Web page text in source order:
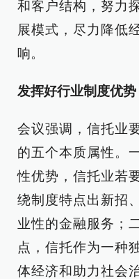
和客户结构，努力
展模式，尽力降低
响。
发挥好行业制度优势
会议强调，信托业
的五个本质属性。
性优势，信托业若
绕制度特点出新招
业性的金融服务；
点，信托作为一种
体经济和助力社会